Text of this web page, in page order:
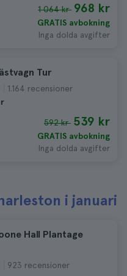
1 064 kr 968 kr
GRATIS avbokning
Inga dolda avgifter
Tur
1.164 recensioner
592 kr 539 kr
GRATIS avbokning
Inga dolda avgifter
i januari
Hall Plantage
923 recensioner